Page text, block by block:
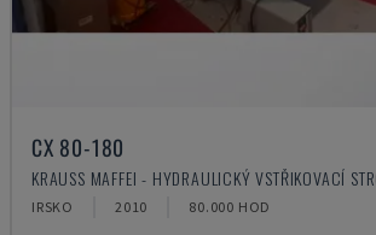
CX 80-180
KRAUSS MAFFEI - HYDRAULICKÝ VSTŘIKOVACÍ
IRSKO 2010 80.000 HOD